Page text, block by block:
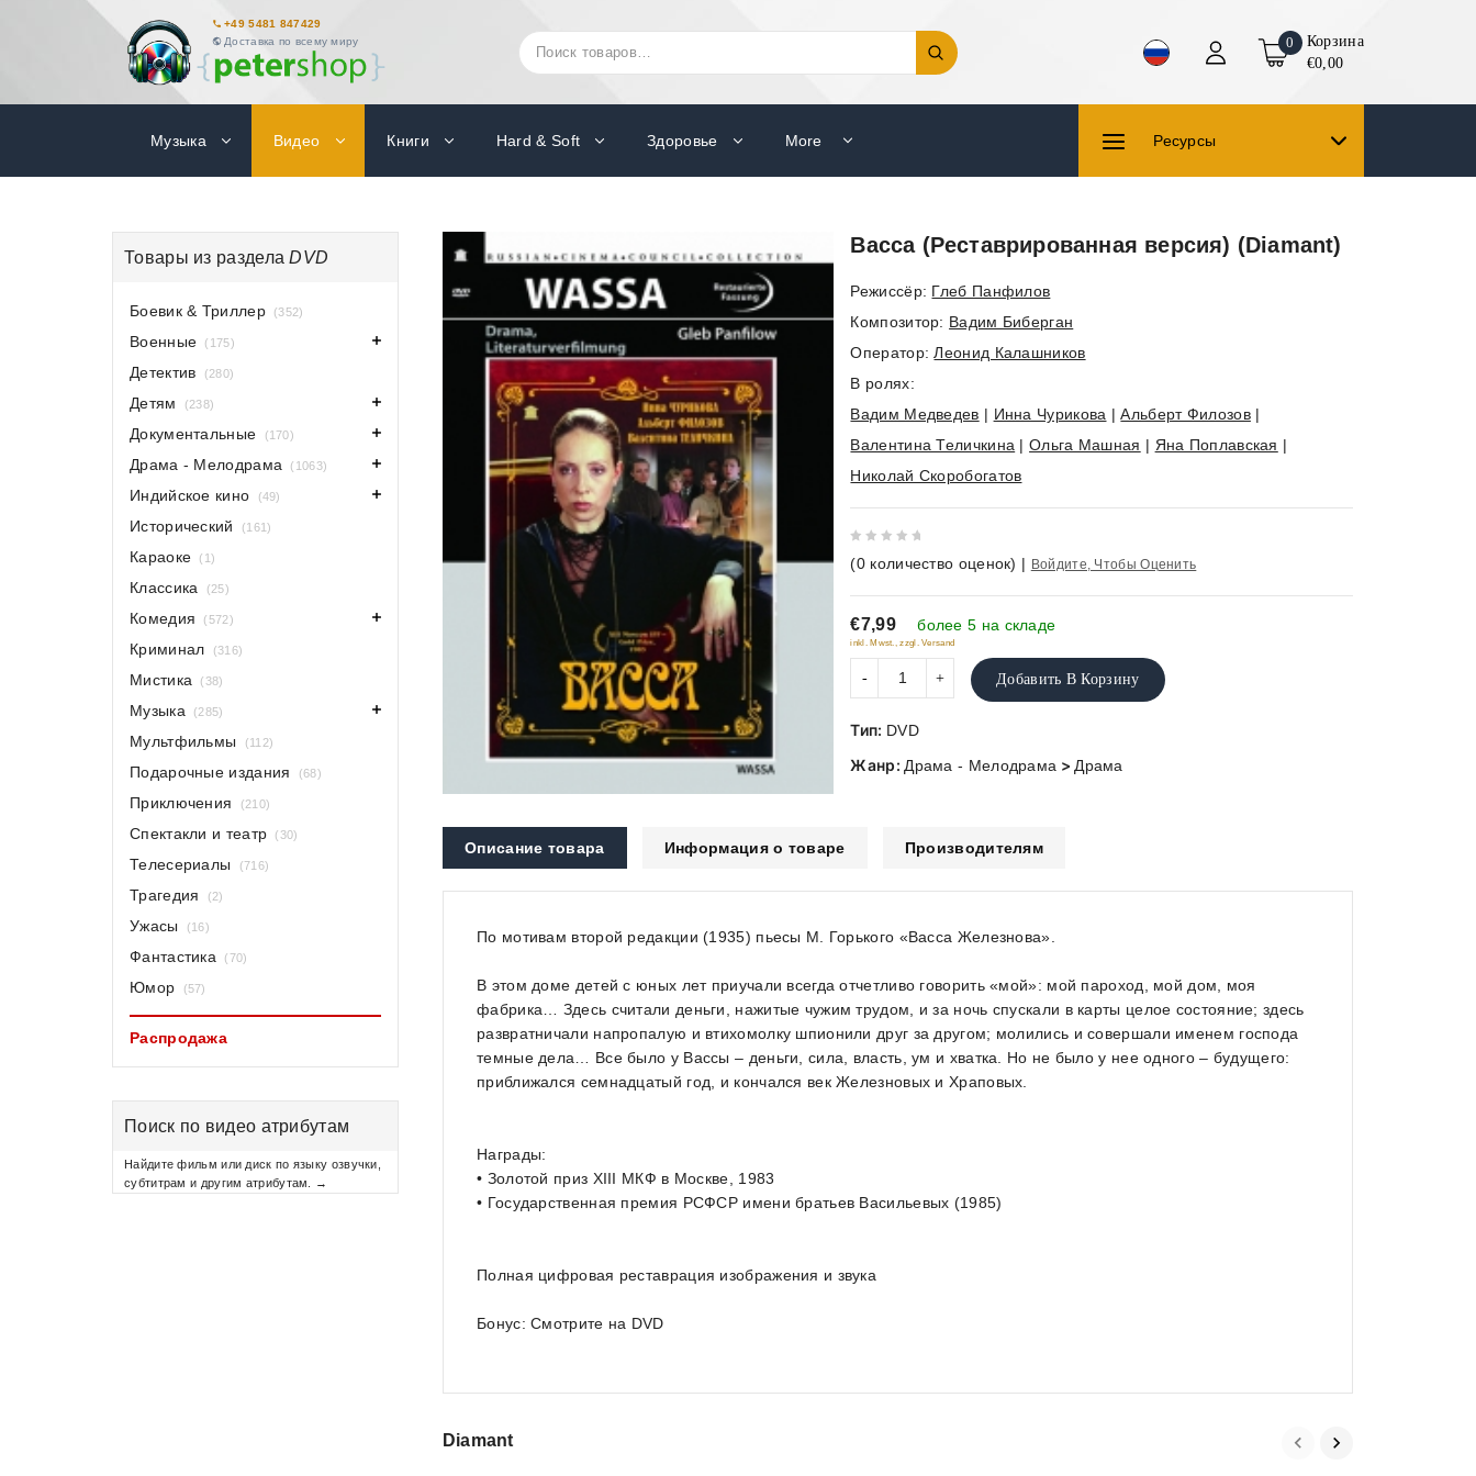
+49 5481 847429
Доставка по всему миру
Искать: 0
Корзина
€0,00
Музыка Видео Книги Hard & Soft Здоровье More Ресурсы
Васса (Реставрированная версия) (Diamant)
Режиссёр: Глеб Панфилов
Композитор: Вадим Биберган
Оператор:Леонид Калашников
В ролях:
Вадим Медведев | Инна Чурикова |Альберт Филозов|
Валентина Теличкина |Ольга Машная | Яна Поплавская |
Николай Скоробогатов
out
of
5
(0 количество оценок) | Войдите, Чтобы Оценить
€7,99 более 5 на складе
inkl. Mwst., zzgl. Versand
Добавить В Корзину
Тип: DVD
Жанр: Драма - Мелодрама > Драма
Описание товара Информация о товаре Производителям
По мотивам второй редакции (1935) пьесы М. Горького «Васса Железнова».
В этом доме детей с юных лет приучали всегда отчетливо говорить «мой»: мой пароход, мой дом, моя
фабрика… Здесь считали деньги, нажитые чужим трудом, и за ночь спускали в карты целое состояние; здесь
развратничали напропалую и втихомолку шпионили друг за другом; молились и совершали именем господа
темные дела… Все было у Вассы – деньги, сила, власть, ум и хватка. Но не было у нее одного – будущего:
приближался семнадцатый год, и кончался век Железновых и Храповых.
Награды:
• Золотой приз XIII МКФ в Москве, 1983
• Государственная премия РСФСР имени братьев Васильевых (1985)
Полная цифровая реставрация изображения и звука
Бонус: Смотрите на DVD
Diamant
Товары из разделаDVD
Боевик & Триллер (352)
Военные (175)
Детектив (280)
Детям (238)
Документальные (170)
Драма - Мелодрама (1063)
Индийское кино (49)
Исторический (161)
Караоке (1)
Классика (25)
Комедия (572)
Криминал (316)
Мистика (38)
Музыка (285)
Мультфильмы (112)
Подарочные издания (68)
Приключения (210)
Спектакли и театр (30)
Телесериалы (716)
Трагедия (2)
Ужасы (16)
Фантастика (70)
Юмор (57)
Распродажа
Поиск по видео атрибутам
Найдите фильм или диск по языку озвучки,
субтитрам и другим атрибутам. →